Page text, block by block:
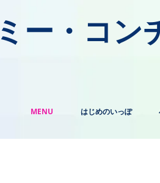
ー・コン
MENU はじめのいっぽ